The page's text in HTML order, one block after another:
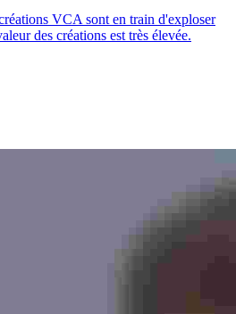
VCA sont en train d'exploser
des créations est très élevée.